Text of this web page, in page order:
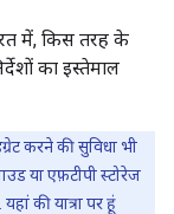
में, किस तरह के
का इस्तेमाल
करने की सुविधा भी
या एफ़टीपी स्टोरेज
की यात्रा पर हूं